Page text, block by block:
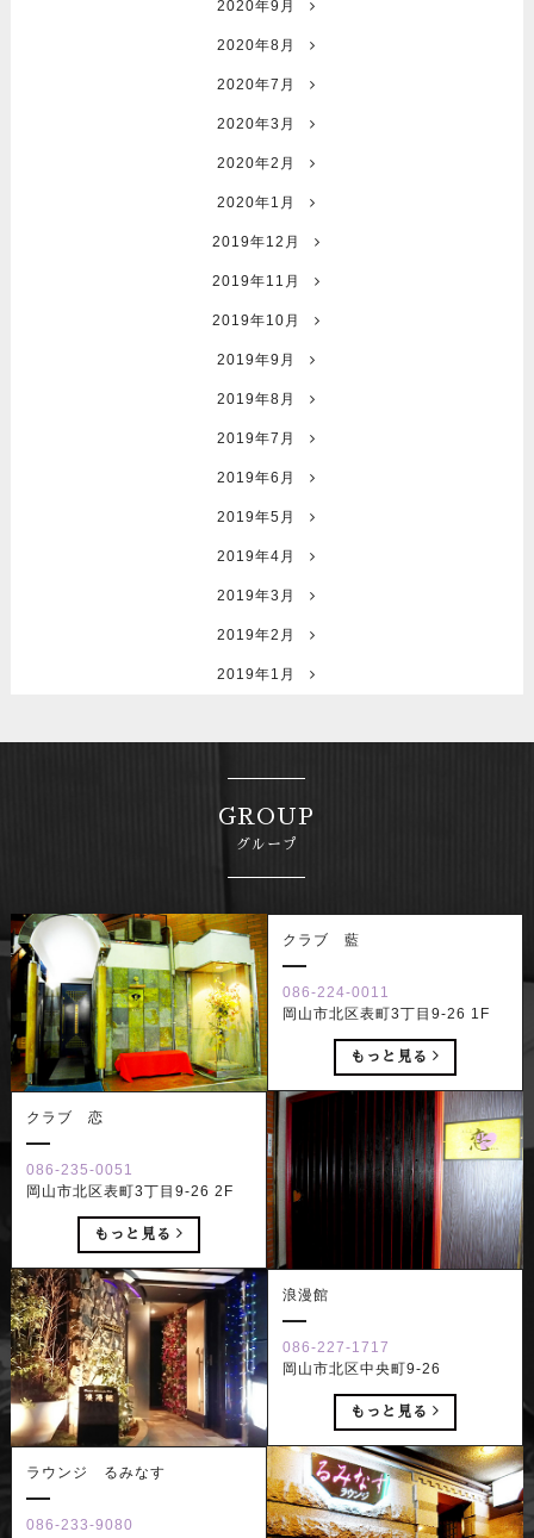
2020年9月
2020年8月
2020年7月
2020年3月
2020年2月
2020年1月
2019年12月
2019年11月
2019年10月
2019年9月
2019年8月
2019年7月
2019年6月
2019年5月
2019年4月
2019年3月
2019年2月
2019年1月
GROUP
グループ
クラブ 藍
086-224-0011
岡山市北区表町3丁目9-26 1F
もっと見る
クラブ 恋
086-235-0051
岡山市北区表町3丁目9-26 2F
もっと見る
浪漫館
086-227-1717
岡山市北区中央町9-26
もっと見る
ラウンジ るみなす
086-233-9080